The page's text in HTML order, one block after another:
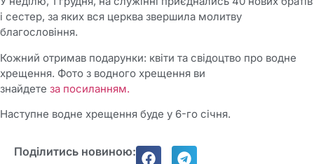
і сестер, за яких вся церква звершила молитву
благословіння.
Кожний отримав подарунки: квіти та свідоцтво про водне
хрещення. Фото з водного хрещення ви
знайдете за посиланням.
Наступне водне хрещення буде у 6-го січня.
Поділитись новиною: